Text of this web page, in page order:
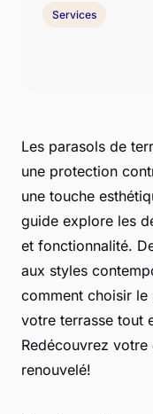
Les parasols de
une protection
une touche
guide explore les
et fonctionnalité.
aux styles
comment choisir
votre terrasse tout
Redécouvrez
renouvelé!
Services